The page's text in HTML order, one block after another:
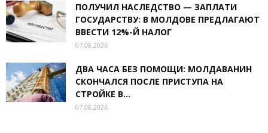
ПОЛУЧИЛ НАСЛЕДСТВО — ЗАПЛАТИ
ГОСУДАРСТВУ: В МОЛДОВЕ ПРЕДЛАГАЮТ
ВВЕСТИ 12%-Й НАЛОГ
07.08.2026
ДВА ЧАСА БЕЗ ПОМОЩИ: МОЛДАВАНИН
СКОНЧАЛСЯ ПОСЛЕ ПРИСТУПА НА
СТРОЙКЕ В...
07.08.2026